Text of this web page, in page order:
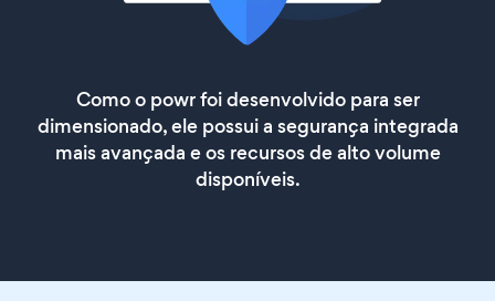
Como o powr foi desenvolvido para ser
dimensionado, ele possui a segurança integrada
mais avançada e os recursos de alto volume
disponíveis.